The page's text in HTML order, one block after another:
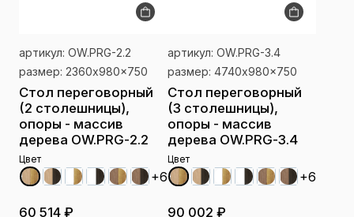
артикул: OW.PRG-2.2
размер: 2360x980x750
Стол переговорный
(2 столешницы),
опоры - массив
дерева OW.PRG-2.2
Цвет
+6
60 514 ₽
артикул: OW.PRG-3.4
размер: 4740x980x750
Стол переговорный
(3 столешницы),
опоры - массив
дерева OW.PRG-3.4
Цвет
+6
90 002 ₽